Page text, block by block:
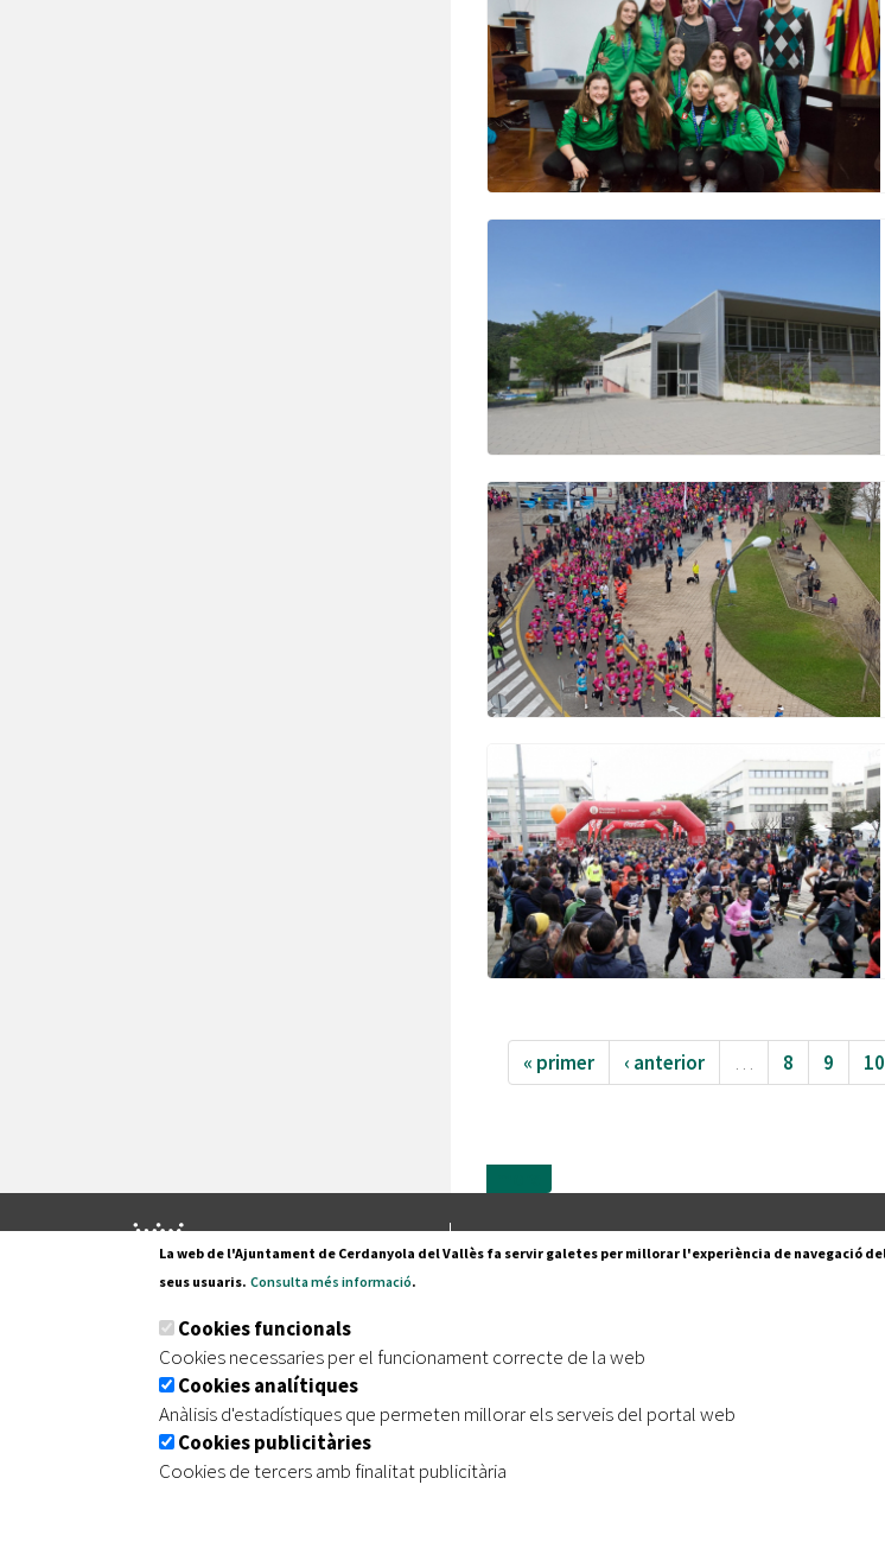
« primer ‹ anterior … 8 9 10
Pl. Francesc Layret, s/n
| Avís legal | Protecció de dades
La web de l'Ajuntament de Cerdanyola del Vallès fa servir galetes per millorar l'experiència de navegació
seus usuaris. Consulta més informació.
Cookies funcionals
Cookies necessaries per el funcionament correcte de la web
Cookies analítiques
Anàlisis d'estadístiques que permeten millorar els serveis del portal web
Cookies publicitàries
Cookies de tercers amb finalitat publicitària